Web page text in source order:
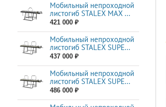
Мобильный непроходной
листогиб STALEX MAX ...
421 000 ₽
Мобильный непроходной
листогиб STALEX SUPE...
437 000 ₽
Мобильный непроходной
листогиб STALEX SUPE...
486 000 ₽